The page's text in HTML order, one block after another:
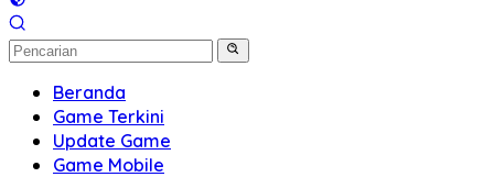
Beranda
Game Terkini
Update Game
Game Mobile